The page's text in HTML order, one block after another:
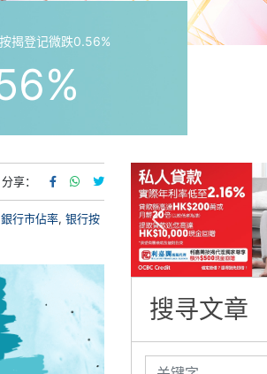
Ricacorp Mortgage Agency Limited
揭登记微跌0.56%
分享：
銀行市佔率, 银行按
搜寻文章